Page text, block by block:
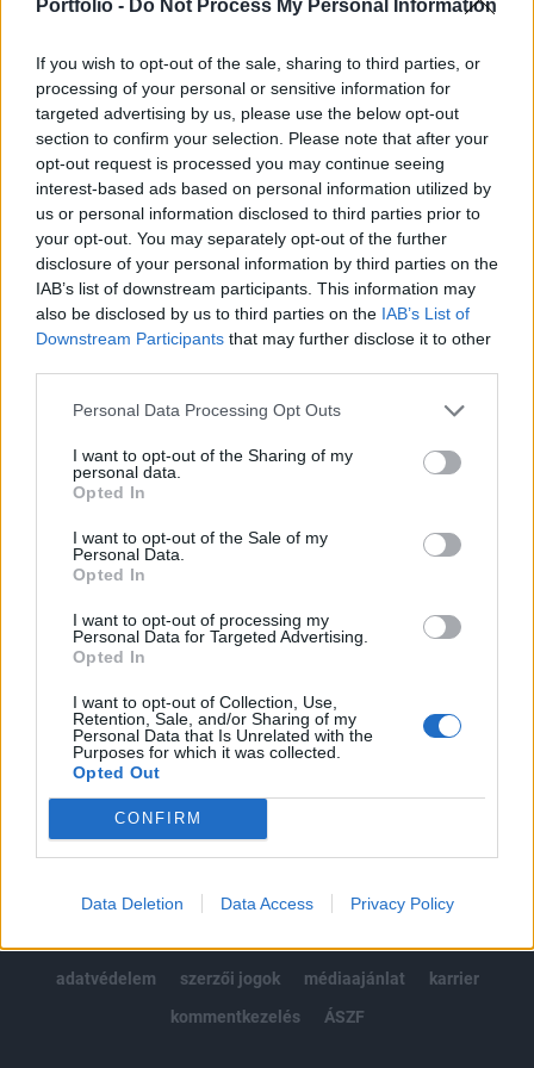
Portfolio - Do Not Process My Personal Information
If you wish to opt-out of the sale, sharing to third parties, or
processing of your personal or sensitive information for
targeted advertising by us, please use the below opt-out
section to confirm your selection. Please note that after your
opt-out request is processed you may continue seeing
interest-based ads based on personal information utilized by
us or personal information disclosed to third parties prior to
your opt-out. You may separately opt-out of the further
disclosure of your personal information by third parties on the
IAB’s list of downstream participants. This information may
also be disclosed by us to third parties on the IAB’s List of
Downstream Participants that may further disclose it to other
Personal Data Processing Opt Outs
I want to opt-out of the Sharing of my
personal data.
Opted In
I want to opt-out of the Sale of my
Personal Data.
Opted In
I want to opt-out of processing my
Personal Data for Targeted Advertising.
Opted In
I want to opt-out of Collection, Use,
Retention, Sale, and/or Sharing of my
Personal Data that Is Unrelated with the
Purposes for which it was collected.
Opted Out
CONFIRM
Data Deletion Data Access Privacy Policy
Az UFC Freedom 250 elnevezésű rendezvényt a Fehér Ház
közlése szerint a Függetlenségi Nyilatkozat aláírásának
250. évfordulójára időzítették, hivatalosan ezzel nyílik meg
az évfordulós ünnepségsorozat, és az esemény költségeit
az UFC (Ultimate Fighting Championship) fizeti, nem
közpénzből szervezték. Egy bírósági beadvány szerint
azonban, amelyet a Fehér Ház déli...
KEDVES OLVASÓNK!
A keresett cikk a portfolio.hu hírarchívumához
tartozik, melynek olvasása előfizetéses
Az előfizetés a következőket tartalmazza:
Kötéslisták: BÉT elmúlt 2 év napon belüli
kötéslistái
Előfizetés
MÁR ELŐFIZETŐNK VAGY?BEJELENTKEZÉS
© 2026 Portfolio
adatvédelem
szerzői jogok médiaajánlat
karrier
kommentkezelés
ÁSZF